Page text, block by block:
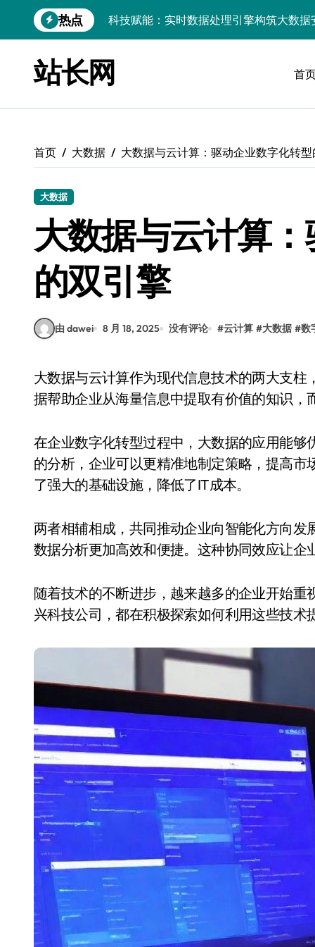
到
热点
链动数据新引擎：区块链赋能实时处理解
实时数据掌舵科技航向，高效处理点燃创
大数据实时处理引擎驱动：小程序科技
大数据洪流下服务器端实时处理架构的智
数据洪流中破局：实时处理技术赋能科技
站长网 首
首页 大数据 大数据与云计算：驱动企业数字化转
大数据
大数据与云计算
的双引擎
由 dawei 8 月 18, 2025 没有评论 #云计算 #大数据 #数
大数据与云计算作为现代信息技术的两大支柱，正在深刻改变企业的运营方式和管理模式。大数
据帮助企业从海量信息中提取有价值的知识
在企业数字化转型过程中，大数据的应用能
的分析，企业可以更精准地制定策略，提高
了强大的基础设施，降低了IT成本。
两者相辅相成，共同推动企业向智能化方向
数据分析更加高效和便捷。这种协同效应让
随着技术的不断进步，越来越多的企业开始
兴科技公司，都在积极探索如何利用这些技术